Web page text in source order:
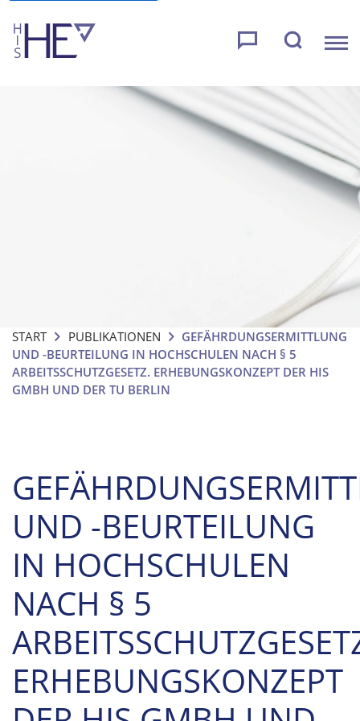
START PUBLIKATIONEN
GEFÄHRDUNGSERMITTLUNG
UND -BEURTEILUNG IN HOCHSCHULEN NACH § 5
ARBEITSSCHUTZGESETZ. ERHEBUNGSKONZEPT DER HIS
GMBH UND DER TU BERLIN
UND -BEURTEILUNG
IN HOCHSCHULEN
NACH § 5
ERHEBUNGSKONZEPT